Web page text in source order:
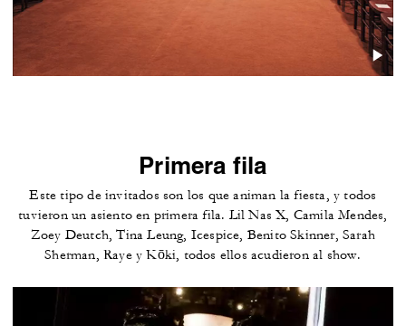
Primera fila
Este tipo de invitados son los que animan la fiesta, y todos
tuvieron un asiento en primera fila. Lil Nas X, Camila Mendes,
Zoey Deutch, Tina Leung, Icespice, Benito Skinner, Sarah
Sherman, Raye y Kōki, todos ellos acudieron al show.